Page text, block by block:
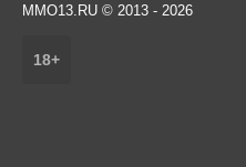
MMO13.RU © 2013 - 2026
18+